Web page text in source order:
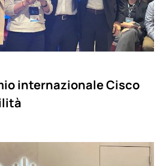
internazionale Cisco